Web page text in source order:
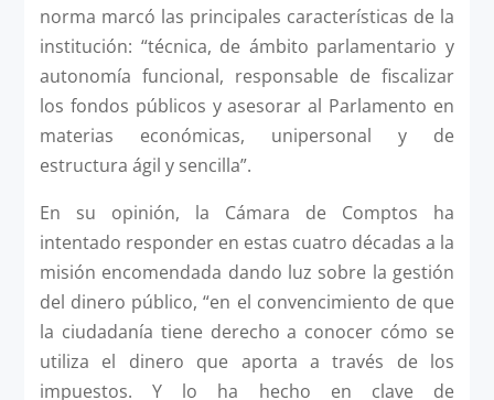
norma marcó las principales características de la
institución: “técnica, de ámbito parlamentario y
autonomía funcional, responsable de fiscalizar
los fondos públicos y asesorar al Parlamento en
materias económicas, unipersonal y de
estructura ágil y sencilla”.
En su opinión, la Cámara de Comptos ha
intentado responder en estas cuatro décadas a la
misión encomendada dando luz sobre la gestión
del dinero público, “en el convencimiento de que
la ciudadanía tiene derecho a conocer cómo se
utiliza el dinero que aporta a través de los
impuestos. Y lo ha hecho en clave de